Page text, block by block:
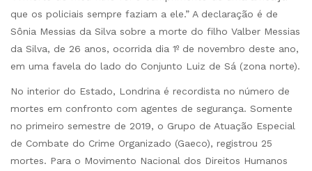
que os policiais sempre faziam a ele.” A declaração é de
Sônia Messias da Silva sobre a morte do filho Valber Messias
da Silva, de 26 anos, ocorrida dia 1º de novembro deste ano,
em uma favela do lado do Conjunto Luiz de Sá (zona norte).
No interior do Estado, Londrina é recordista no número de
mortes em confronto com agentes de segurança. Somente
no primeiro semestre de 2019, o Grupo de Atuação Especial
de Combate do Crime Organizado (Gaeco), registrou 25
mortes. Para o Movimento Nacional dos Direitos Humanos